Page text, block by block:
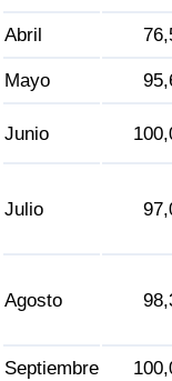
Abril
Mayo
Junio
Julio
Agosto
Septiembre
Índice de Tráfico
Índice de Tráfico
Índice de Tráfico